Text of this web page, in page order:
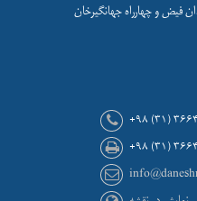
فيض و چهارراه جهانگيرخان
۳۶۶۴۳۴۲۴
۳۶۶۴۳۱۸۱